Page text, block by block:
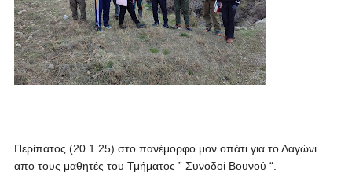
Περίπατος (20.1.25) στο πανέμορφο μον οπάτι για το Λαγώνι
απο τους μαθητές του Τμήματος ” Συνοδοί Βουνού “.